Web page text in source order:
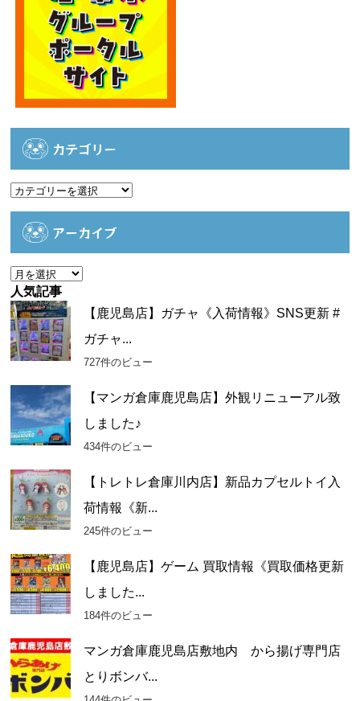
カテゴリー
カ
アーカイブ
ア
ー
カ
イ
ブ
人気記事
【鹿児島店】ガチャ《入荷情報》SNS更新 #
ガチャ...
727件のビュー
【マンガ倉庫鹿児島店】外観リニューアル致
しました♪
434件のビュー
【トレトレ倉庫川内店】新品カプセルトイ入
荷情報《新...
245件のビュー
【鹿児島店】ゲーム 買取情報《買取価格更新
しました...
184件のビュー
マンガ倉庫鹿児島店敷地内 から揚げ専門店
とりボンバ...